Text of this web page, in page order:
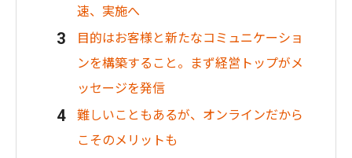
速、実施へ
目的はお客様と新たなコミュニケーショ
ンを構築すること。まず経営トップがメ
ッセージを発信
難しいこともあるが、オンラインだから
こそのメリットも